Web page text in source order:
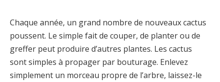
Chaque année, un grand nombre de nouveaux cactus
poussent. Le simple fait de couper, de planter ou de
greffer peut produire d’autres plantes. Les cactus
sont simples à propager par bouturage. Enlevez
simplement un morceau propre de l’arbre, laissez-le